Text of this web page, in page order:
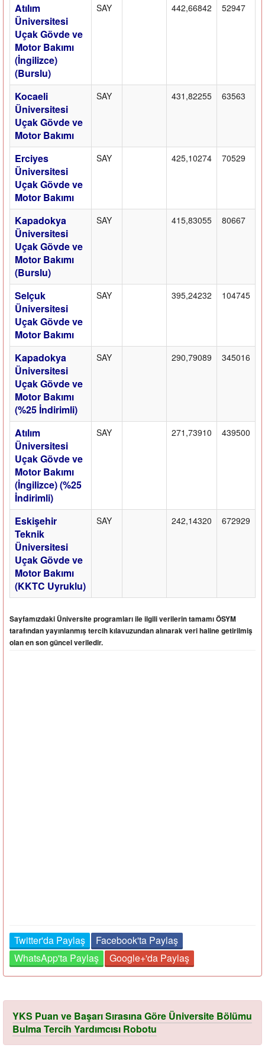
Atılım
Üniversitesi
Uçak Gövde ve
Motor Bakımı
(İngilizce)
(Burslu)
SAY 442,66842 52947
Kocaeli
Üniversitesi
Uçak Gövde ve
Motor Bakımı
SAY 431,82255 63563
Erciyes
Üniversitesi
Uçak Gövde ve
Motor Bakımı
SAY 425,10274 70529
Kapadokya
Üniversitesi
Uçak Gövde ve
Motor Bakımı
(Burslu)
SAY 415,83055 80667
Selçuk
Üniversitesi
Uçak Gövde ve
Motor Bakımı
SAY 395,24232 104745
Kapadokya
Üniversitesi
Uçak Gövde ve
Motor Bakımı
(%25 İndirimli)
SAY 290,79089 345016
Atılım
Üniversitesi
Uçak Gövde ve
Motor Bakımı
(İngilizce) (%25
İndirimli)
SAY 271,73910 439500
Eskişehir
Teknik
Üniversitesi
Uçak Gövde ve
Motor Bakımı
(KKTC Uyruklu)
SAY 242,14320 672929
Sayfamızdaki Üniversite programları ile ilgili verilerin tamamı ÖSYM
tarafından yayınlanmış tercih kılavuzundan alınarak veri haline getirilmiş
olan en son güncel veriledir.
Twitter'da Paylaş
Facebook'ta Paylaş
WhatsApp'ta Paylaş
Google+'da Paylaş
YKS Puan ve Başarı Sırasına Göre Üniversite Bölümu
Bulma Tercih Yardımcısı Robotu